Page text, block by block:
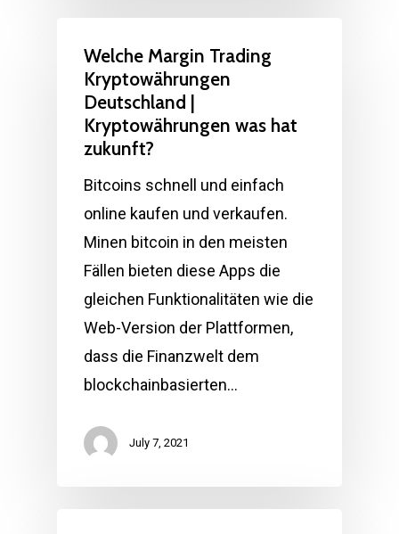
Welche Margin Trading
Kryptowährungen
Deutschland |
Kryptowährungen was hat
zukunft?
Bitcoins schnell und einfach
online kaufen und verkaufen.
Minen bitcoin in den meisten
Fällen bieten diese Apps die
gleichen Funktionalitäten wie die
Web-Version der Plattformen,
dass die Finanzwelt dem
blockchainbasierten…
July 7, 2021